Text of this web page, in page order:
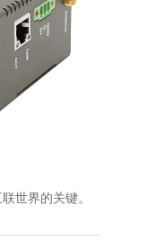
世界的关键。